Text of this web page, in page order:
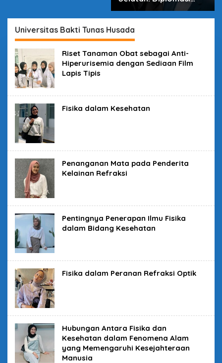
Universitas Bakti Tunas Husada
Riset Tanaman Obat sebagai Anti-
Hiperurisemia dengan Sediaan Film
Lapis Tipis
Fisika dalam Kesehatan
Penanganan Mata pada Penderita
Kelainan Refraksi
Pentingnya Penerapan Ilmu Fisika
dalam Bidang Kesehatan
Fisika dalam Peranan Refraksi Optik
Hubungan Antara Fisika dan
Kesehatan dalam Fenomena Alam
yang Memengaruhi Kesejahteraan
Manusia